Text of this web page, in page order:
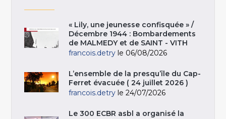
« Lily, une jeunesse confisquée » /
Décembre 1944 : Bombardements
de MALMEDY et de SAINT - VITH
francois.detry le 06/08/2026
L’ensemble de la presqu’île du Cap-
Ferret évacuée ( 24 juillet 2026 )
francois.detry le 24/07/2026
Le 300 ECBR asbl a organisé la